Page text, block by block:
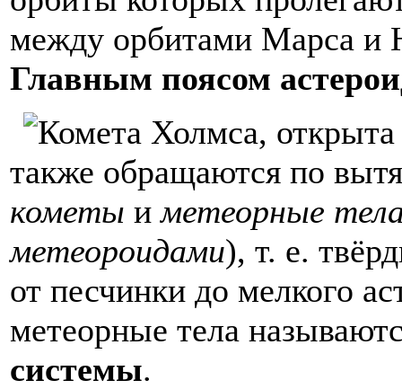
между орбитами Марса и
Главным поясом
также обращаются по
кометы иметеорные
метеороидами), т. е.
от песчинки до мелкого
метеорные тела
системы.